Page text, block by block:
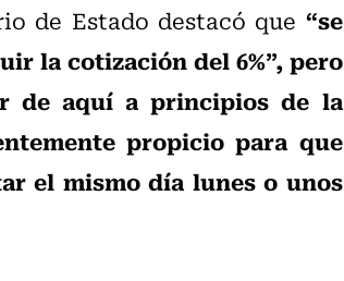
de Estado destacó que “se
la cotización del 6%”, pero
de aquí a principios de la
propicio para que
el mismo día lunes o unos